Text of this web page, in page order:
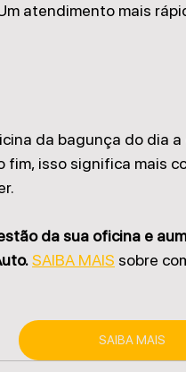
atendimento mais
da bagunça do dia
fim, isso significa mais
da sua oficina e
SAIBA MAIS sobre
SAIBA MAIS